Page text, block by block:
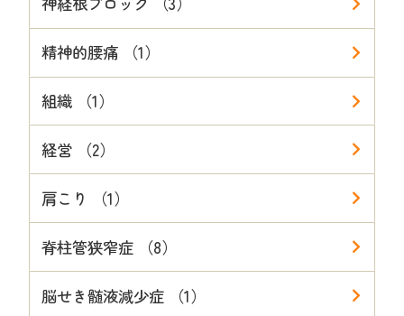
精神的腰痛 （1）
組織 （1）
経営 （2）
肩こり （1）
脊柱管狭窄症 （8）
脳せき髄液減少症 （1）